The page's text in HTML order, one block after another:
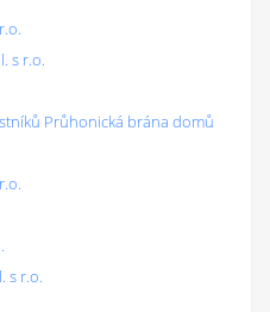
s r.o.
Průhonická brána domů
s r.o.